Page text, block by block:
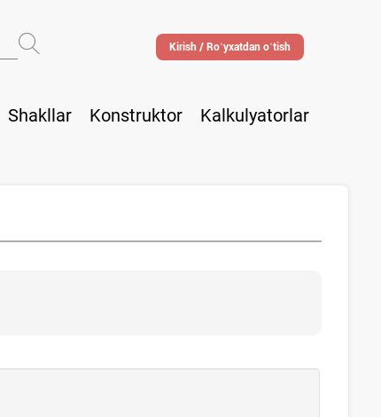
Kirish / Roʻyхatdan oʻtish
Shakllar Konstruktor
Kalkulyatorlar